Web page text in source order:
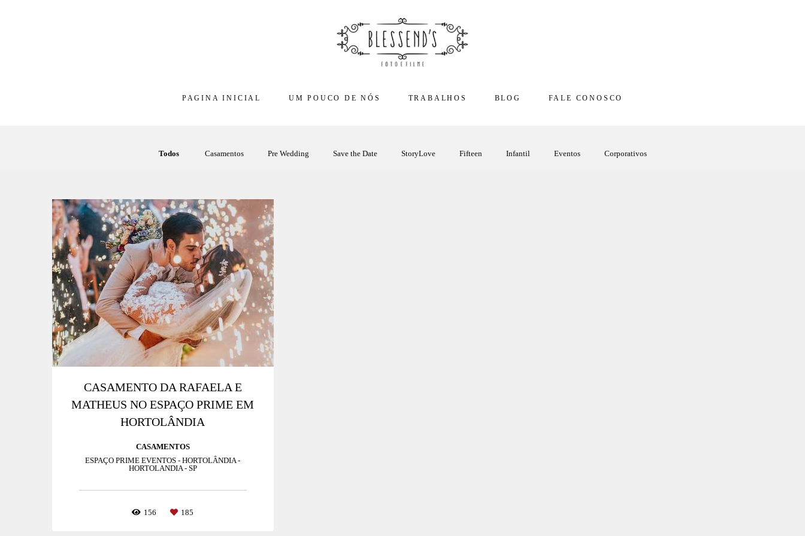
PAGINA INICIAL UM POUCO DE NÓS TRABALHOS BLOG FALE CONOSCO
Todos Casamentos Pre Wedding Save the Date StoryLove Fifteen Infantil Eventos Corporativos
CASAMENTO DA RAFAELA E
MATHEUS NO ESPAÇO PRIME EM
HORTOLÂNDIA
CASAMENTOS
ESPAÇO PRIME EVENTOS - HORTOLÂNDIA -
HORTOLANDIA - SP
156 185